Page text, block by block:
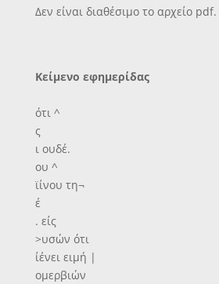
Δεν είναι διαθέσιμο το αρχείο pdf.
Κείμενο εφημερίδας
ότι ^
ς
ι ουδέ.
ου ^
ϊίνου τη¬
έ
. είς
>υσών ότι
ίένει ειμή |
ομερβιών